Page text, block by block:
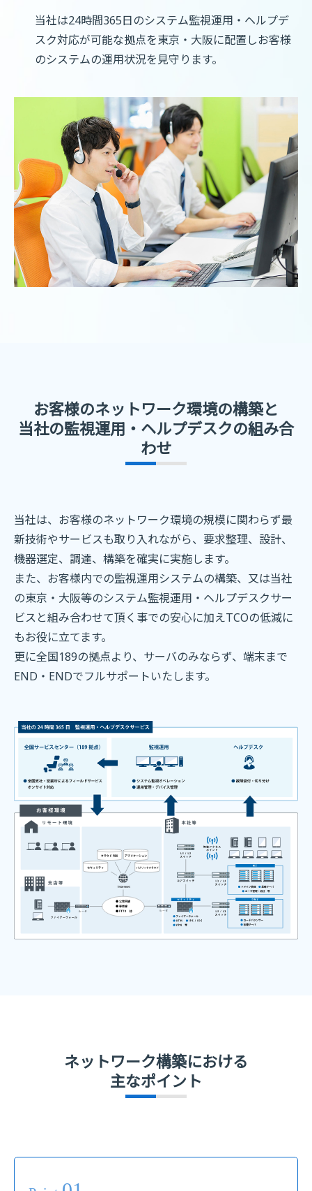
当社は24時間365日のシステム監視運用・ヘルプデ
スク対応が可能な拠点を東京・大阪に配置しお客様
のシステムの運用状況を見守ります。
お客様のネットワーク環境の構築と
当社の監視運用・ヘルプデスクの組み合
わせ
当社は、お客様のネットワーク環境の規模に関わらず最
新技術やサービスも取り入れながら、 要求整理、設計、
機器選定、調達、構築を確実に実施します。
また、お客様内での監視運用システムの構築、又は当社
の東京・大阪等のシステム監視運用・ヘルプデスクサー
ビスと組み合わせて頂く事での安心に加えTCOの低減に
もお役に立てます。
更に全国189の拠点より、サーバのみならず、端末まで
END・ENDでフルサポートいたします。
ネットワーク構築における
主なポイント